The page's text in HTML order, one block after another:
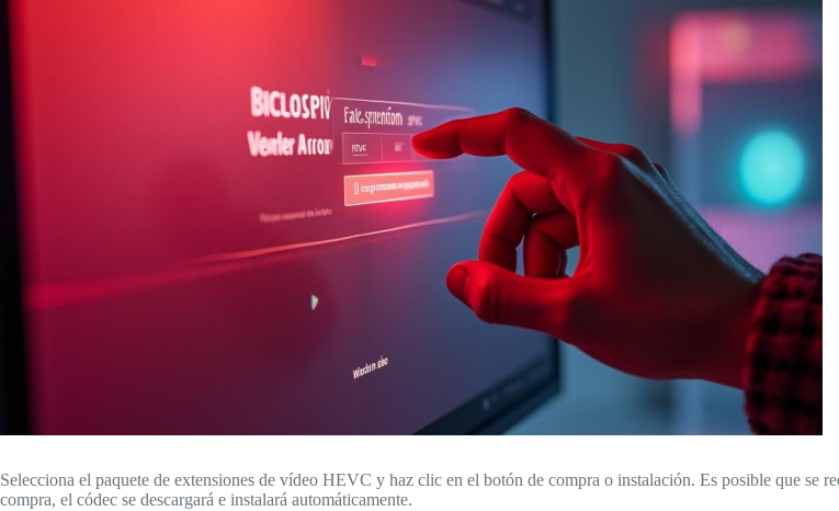
Selecciona el paquete de extensiones de vídeo HEVC y haz clic en el botón de compra o instalación. Es posible que se
compra, el códec se descargará e instalará automáticamente.